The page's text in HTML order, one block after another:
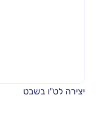
יצירה לט”ו בשבט